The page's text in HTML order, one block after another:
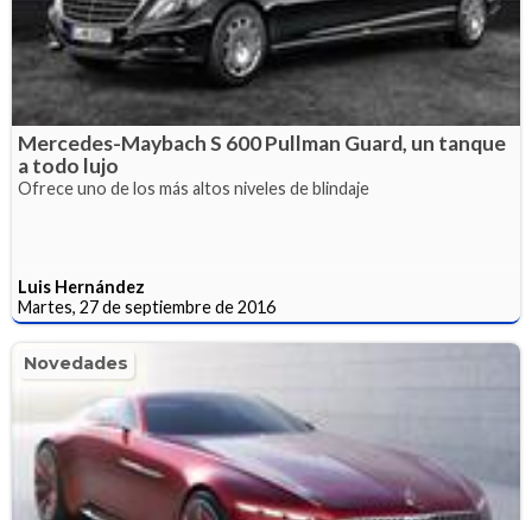
Mercedes-Maybach S 600 Pullman Guard, un tanque
a todo lujo
Ofrece uno de los más altos niveles de blindaje
Luis Hernández
Martes, 27 de septiembre de 2016
Novedades